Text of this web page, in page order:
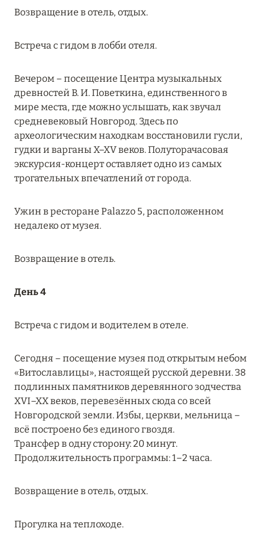
18 июня 2024
ВЫГОДНЕЕ ДО 20%
04 июня 2024
PEACEFUL WEEKEND С ВИКОЙ ГАЗИНСКОЙ В
AMANRUYA С 20-23 ИЮНЯ
Подробнее
16 мая 2024
VAKKARU MALDIVES: РАННЕЕ
Подробнее
SONEVA SECRET: ДОЛГОЖДАННОЕ ОТКРЫТИЕ
30 марта 2024
MÖVENPICK RESORT KUREDHIVARU
MALDIVES: ПРОДЛЕНИЕ СПЕЦПРЕДЛОЖЕНИЙ
Подробнее
21 марта 2024
ISLAND
Возвращение в отель, отдых.
Встреча с гидом в лобби отеля.
Вечером – посещение Центра музыкальных
древностей В. И. Поветкина, единственного в
мире места, где можно услышать, как звучал
средневековый Новгород. Здесь по
археологическим находкам восстановили гусли,
гудки и варганы X–XV веков. Полуторачасовая
экскурсия-концерт оставляет одно из самых
трогательных впечатлений от города.
Ужин в ресторане Palazzo 5, расположенном
недалеко от музея.
Возвращение в отель.
День 4
Встреча с гидом и водителем в отеле.
Сегодня – посещение музея под открытым небом
«Витославлицы», настоящей русской деревни. 38
подлинных памятников деревянного зодчества
XVI–XX веков, перевезённых сюда со всей
Новгородской земли. Избы, церкви, мельница –
всё построено без единого гвоздя.
Трансфер в одну сторону: 20 минут.
Продолжительность программы: 1–2 часа.
Возвращение в отель, отдых.
Прогулка на теплоходе.